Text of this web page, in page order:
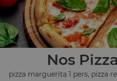
Nos
pizza marguerita 1 pers, pizza